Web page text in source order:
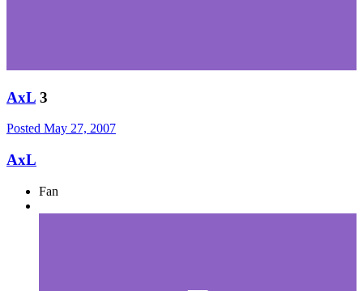
AxL 3
Posted May 27, 2007
AxL
Fan